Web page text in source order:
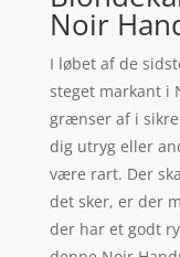
Noir
I løbet af de
steget markant i
grænser af i
dig utryg eller
være rart. Der
det sker, er der
der har et godt